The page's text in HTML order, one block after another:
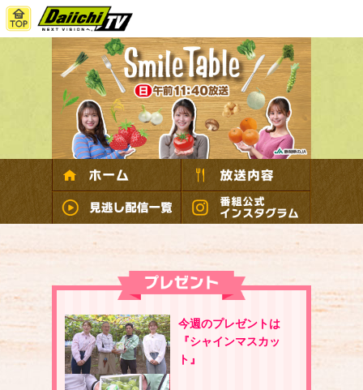
今週のプレゼントは
『シャインマスカッ
ト』